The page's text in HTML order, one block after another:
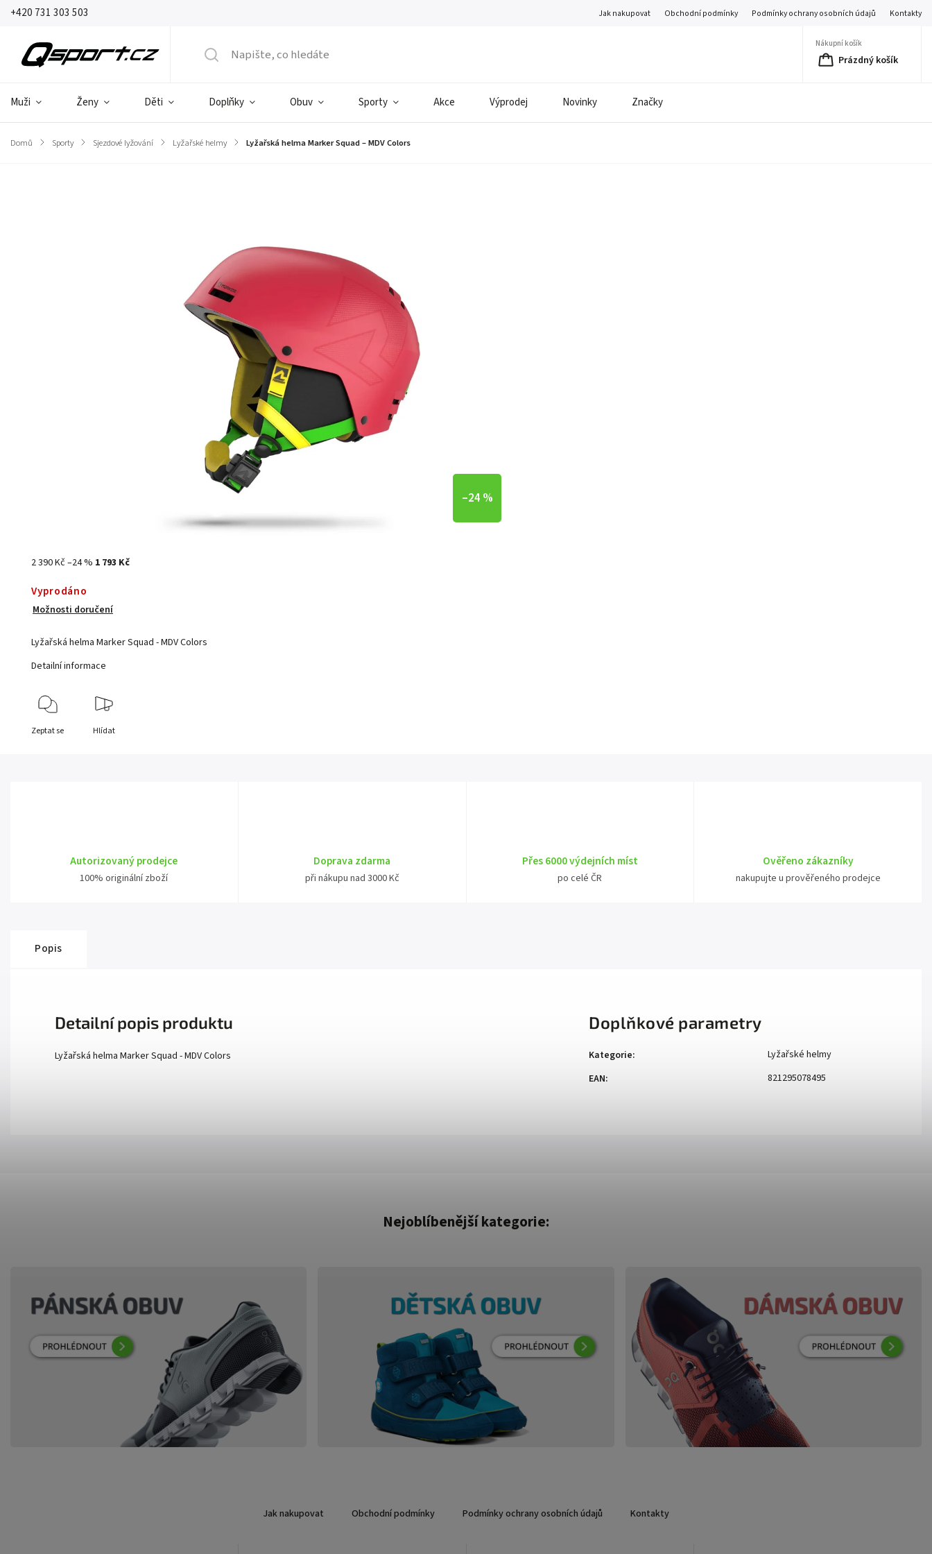
+420 731 303 503 Jak nakupovat Obchodní podmínky Podmínky ochrany osobních údajů Kontakty
Nákupní košík
Prázdný košík
Muži Ženy Děti Doplňky Obuv Sporty Akce Výprodej Novinky Značky
Domů / Sporty / Sjezdové lyžování / Lyžařské helmy / Lyžařská helma Marker Squad – MDV Colors
–24 %
2 390 Kč–24 % 1 793 Kč
Vyprodáno
Možnosti doručení
Lyžařská helma Marker Squad - MDV Colors
Detailní informace
Zeptat se Hlídat
Autorizovaný prodejce
100% originální zboží
Doprava zdarma
při nákupu nad 3000 Kč
Přes 6000 výdejních míst
po celé ČR
Ověřeno zákazníky
nakupujte u prověřeného prodejce
Popis
Detailní popis produktu
Lyžařská helma Marker Squad - MDV Colors
Doplňkové parametry
Kategorie:
Lyžařské helmy
EAN: 821295078495
Nejoblíbenější kategorie:
Jak nakupovat Obchodní podmínky Podmínky ochrany osobních údajů Kontakty